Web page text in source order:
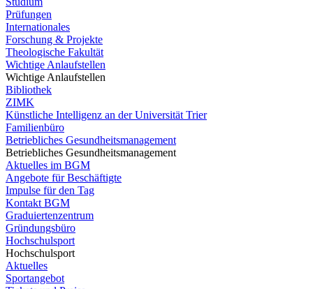
Prüfungen
Internationales
Forschung & Projekte
Theologische Fakultät
Wichtige Anlaufstellen
Wichtige Anlaufstellen
Bibliothek
ZIMK
Künstliche Intelligenz an der Universität Trier
Familienbüro
Betriebliches Gesundheitsmanagement
Betriebliches Gesundheitsmanagement
Aktuelles im BGM
Angebote für Beschäftigte
Impulse für den Tag
Kontakt BGM
Graduiertenzentrum
Gründungsbüro
Hochschulsport
Hochschulsport
Aktuelles
Sportangebot